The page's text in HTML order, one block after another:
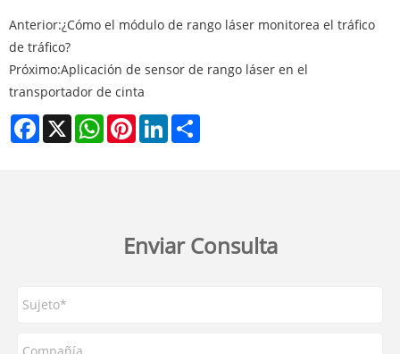
Anterior:¿Cómo el módulo de rango láser monitorea el tráfico
de tráfico?
Próximo:Aplicación de sensor de rango láser en el
transportador de cinta
Facebook
X WhatsAppPinterestLinkedIn
Enviar Consulta